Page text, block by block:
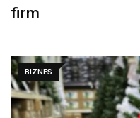
firm
BIZNES